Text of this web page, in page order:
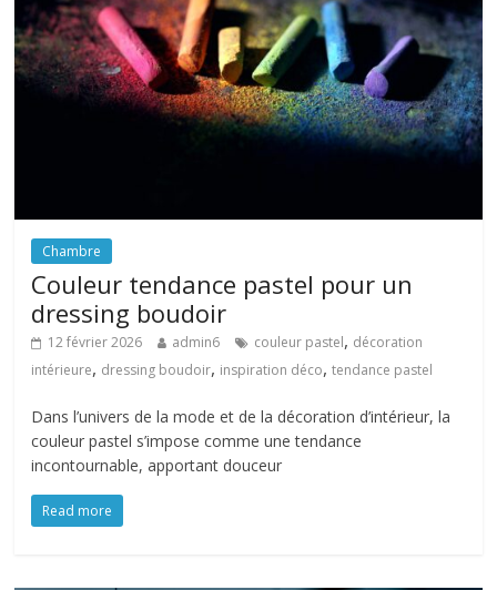
Chambre
Couleur tendance pastel pour un
dressing boudoir
12 février 2026 admin6 couleur pastel, décoration
intérieure, dressing boudoir, inspiration déco,tendance pastel
Dans l’univers de la mode et de la décoration d’intérieur, la
couleur pastel s’impose comme une tendance
incontournable, apportant douceur
Read more